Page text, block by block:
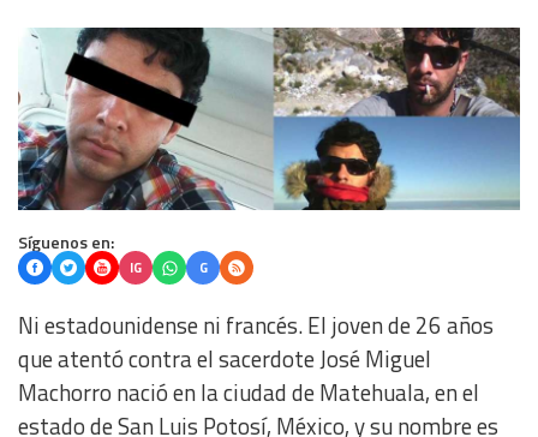
Síguenos en:
IG G
Ni estadounidense ni francés. El joven de 26 años
que atentó contra el sacerdote José Miguel
Machorro nació en la ciudad de Matehuala, en el
estado de San Luis Potosí, México, y su nombre es